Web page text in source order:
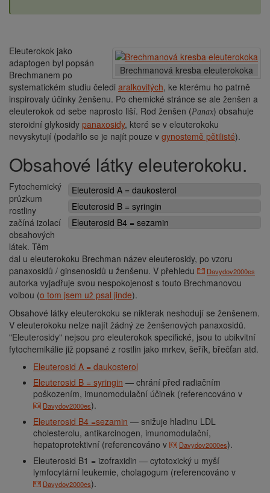
Brechmanová kresba eleuterokoka
Eleuterokok jako
adaptogen byl popsán
Brechmanem po
systematickém studiu čeledi aralkovitých, ke kterému ho patrně
inspirovaly účinky ženšenu. Po chemické stránce se ale ženšen a
eleuterokok od sebe naprosto liší. Rod ženšen (Panax) obsahuje
steroidní glykosidy panaxosidy, které se v eleuterokoku
nevyskytují (podařilo se je najít pouze v gynostemě pětilisté).
Obsahové látky eleuterokoku.
Eleuterosid A = daukosterol
Eleuterosid B = syringin
Eleuterosid B4 = sezamin
Fytochemický
průzkum
rostliny
začíná izolací
obsahových
látek. Těm
dal u eleuterokoku Brechman název eleuterosidy, po vzoru
panaxosidů / ginsenosidů u ženšenu. V přehledu
Davydov2000es
autorka vyjadřuje svou nespokojenost s touto Brechmanovou
volbou (o tom jsem už psal jinde).
Obsahové látky eleuterokoku se nikterak neshodují se ženšenem.
V eleuterokoku nelze najít žádný ze ženšenových panaxosidů.
"Eleuterosidy" nejsou pro eleuterokok specifické, jsou to ubikvitní
fytochemikálie již popsané z rostlin jako mrkev, šeřík, břečťan atd.
Eleuterosid A = daukosterol
Eleuterosid B = syringin — chrání před radiačním
poškozením, imunomodulační účinek (referencováno v
Davydov2000es).
Eleuterosid B4 =sezamin — snižuje hladinu LDL
cholesterolu, antikarcinogen, imunomodulační,
hepatoprotektivní (referencováno v
Davydov2000es).
Eleuterosid B1 = izofraxidin — cytotoxický u myší
lymfocytární leukemie, cholagogum (referencováno v
Davydov2000es).